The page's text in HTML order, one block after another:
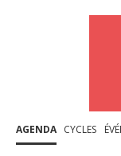
AGENDA CYCLES